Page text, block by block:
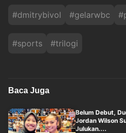
#dmitrybivol #gelarwbc #
#sports #trilogi
Baca Juga
Belum Debut,
Jordan Wilson
Julukan....